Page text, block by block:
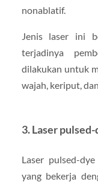
nonablatif.
Jenis laser ini
terjadinya
dilakukan untuk
wajah, keriput,
3. Laser
Laser pulsed-
yang bekerja